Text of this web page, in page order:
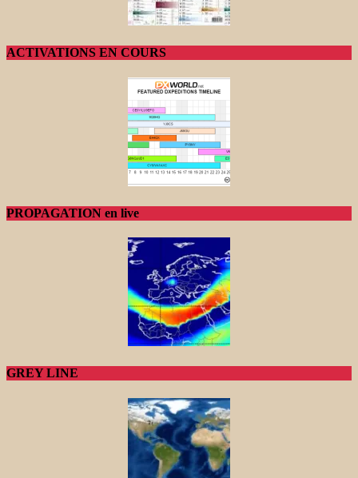
ACTIVATIONS EN COURS
PROPAGATION en live
GREY LINE